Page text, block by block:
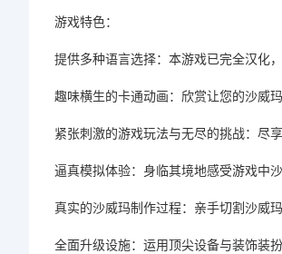
游戏特色：
提供多种语言选择：本游戏已完全汉化
趣味横生的卡通动画：欣赏让您的沙威
紧张刺激的游戏玩法与无尽的挑战：尽
逼真模拟体验：身临其境地感受游戏中
真实的沙威玛制作过程：亲手切割沙威
全面升级设施：运用顶尖设备与装饰装